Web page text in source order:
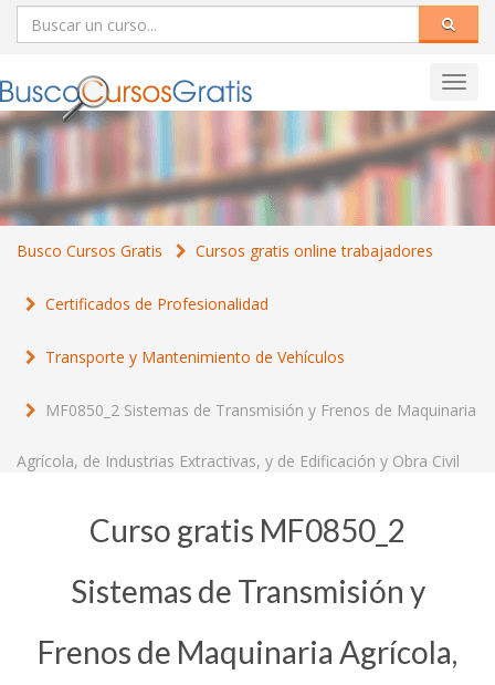
Busco Cursos Gratis Cursos gratis online trabajadores
Certificados de Profesionalidad
Transporte y Mantenimiento de Vehículos
MF0850_2 Sistemas de Transmisión y Frenos de Maquinaria
Agrícola, de Industrias Extractivas, y de Edificación y Obra Civil
Curso gratis MF0850_2
Sistemas de Transmisión y
Frenos de Maquinaria Agrícola,